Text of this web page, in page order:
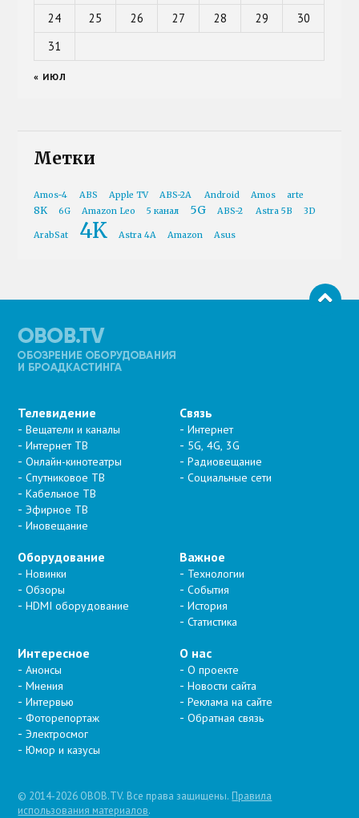
24
25 26 27 28 29
30
31
« ИЮЛ
Метки
Amos-4 ABS Apple TV ABS-2A Android Amos arte
8K 6G Amazon Leo 5 канал 5G ABS-2 Astra 5B 3D
ArabSat 4K Astra 4A Amazon Asus
Телевидение
Вещатели и каналы
Интернет ТВ
Онлайн-кинотеатры
Спутниковое ТВ
Кабельное ТВ
Эфирное ТВ
Иновещание
Связь
Интернет
5G, 4G, 3G
Радиовещание
Социальные сети
Оборудование
Новинки
Обзоры
HDMI оборудование
Важное
Технологии
События
История
Статистика
Интересное
Анонсы
Мнения
Интервью
Фоторепортаж
Электросмог
Юмор и казусы
О нас
О проекте
Новости сайта
Реклама на сайте
Обратная связь
© 2014-2026 OBOB.TV. Все права защищены. Правила
использования материалов.